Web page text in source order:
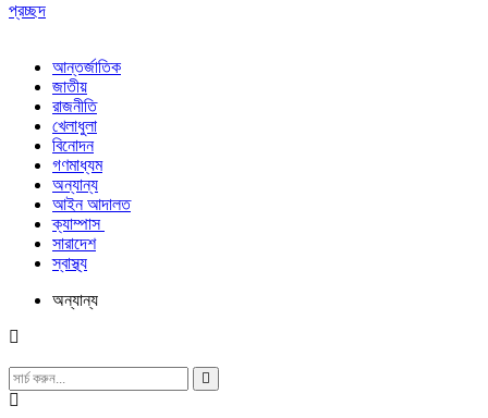
প্রচ্ছদ
আন্তর্জাতিক
জাতীয়
রাজনীতি
খেলাধুলা
বিনোদন
গণমাধ্যম
অন্যান্য
আইন আদালত
ক্যাম্পাস
সারাদেশ
স্বাস্থ্য
অন্যান্য